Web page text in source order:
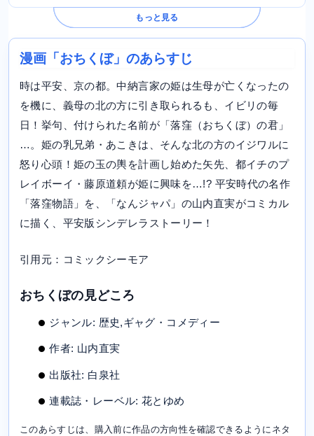
もっと見る
漫画「おちくぼ」のあらすじ
時は平安、京の都。中納言家の姫は生母が亡くなったの
を機に、義母の北の方に引き取られるも、イビリの毎
日！挙句、付けられた名前が「落窪（おちくぼ）の君」
…。姫の乳兄弟・あこきは、そんな北の方のイジワルに
怒り心頭！姫の玉の輿を計画し始めた矢先、都イチのプ
レイボーイ・藤原道頼が姫に興味を…!? 平安時代の名作
「落窪物語」を、「なんジャパ」の山内直実がコミカル
に描く、平安版シンデレラストーリー！
引用元：コミックシーモア
おちくぼの見どころ
ジャンル: 歴史,ギャグ・コメディー
作者: 山内直実
出版社: 白泉社
連載誌・レーベル: 花とゆめ
このあらすじは、購入前に作品の方向性を確認できるようにネタ